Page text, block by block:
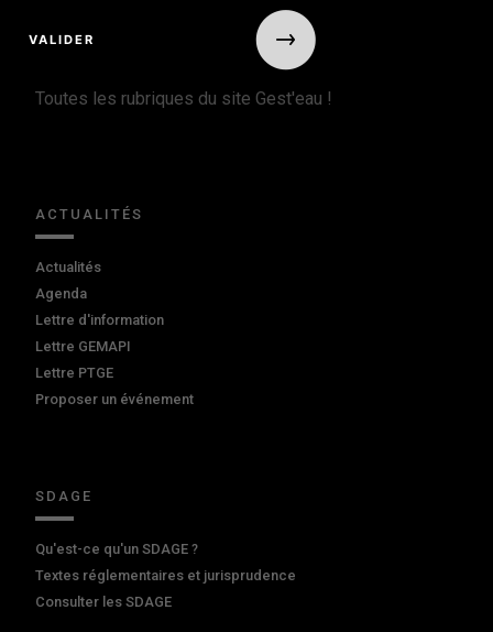
Toutes les rubriques du site Gest'eau !
ACTUALITÉS
Actualités
Agenda
Lettre d'information
Lettre GEMAPI
Lettre PTGE
Proposer un événement
SDAGE
Qu'est-ce qu'un SDAGE ?
Textes réglementaires et jurisprudence
Consulter les SDAGE